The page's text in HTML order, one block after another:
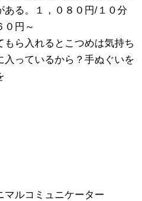
ある。１，０８０円/１０分
円～
ら入れるとこつめは気持ち
入っているから？手ぬぐいを
マルコミュニケーター